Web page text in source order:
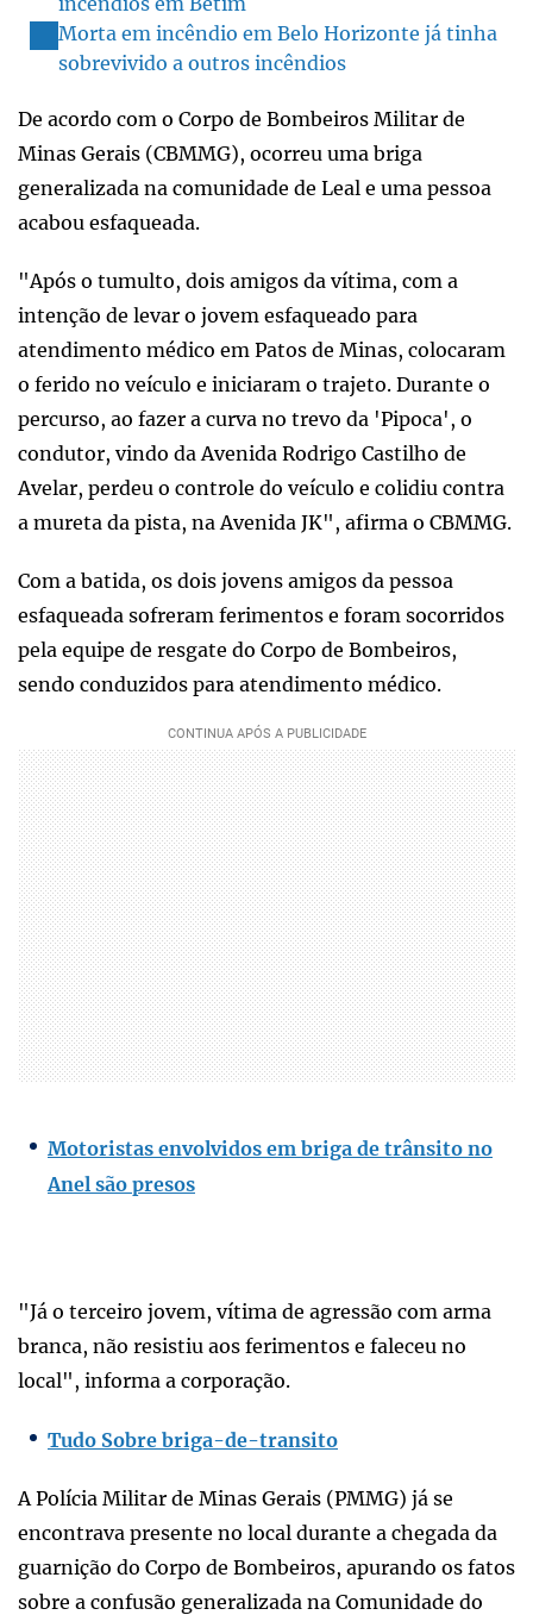
Morta em incêndio em Belo Horizonte já tinha
sobrevivido a outros incêndios
De acordo com o Corpo de Bombeiros Militar de
Minas Gerais (CBMMG), ocorreu uma briga
generalizada na comunidade de Leal e uma pessoa
acabou esfaqueada.
"Após o tumulto, dois amigos da vítima, com a
intenção de levar o jovem esfaqueado para
atendimento médico em Patos de Minas, colocaram
o ferido no veículo e iniciaram o trajeto. Durante o
percurso, ao fazer a curva no trevo da 'Pipoca', o
condutor, vindo da Avenida Rodrigo Castilho de
Avelar, perdeu o controle do veículo e colidiu contra
a mureta da pista, na Avenida JK", afirma o CBMMG.
Com a batida, os dois jovens amigos da pessoa
esfaqueada sofreram ferimentos e foram socorridos
pela equipe de resgate do Corpo de Bombeiros,
sendo conduzidos para atendimento médico.
Motoristas envolvidos em briga de trânsito no
Anel são presos
"Já o terceiro jovem, vítima de agressão com arma
branca, não resistiu aos ferimentos e faleceu no
local", informa a corporação.
Tudo Sobre briga-de-transito
A Polícia Militar de Minas Gerais (PMMG) já se
encontrava presente no local durante a chegada da
guarnição do Corpo de Bombeiros, apurando os fatos
sobre a confusão generalizada na Comunidade do